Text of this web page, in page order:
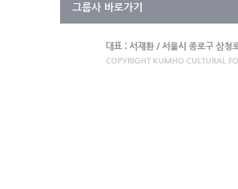
그룹사 바로가기